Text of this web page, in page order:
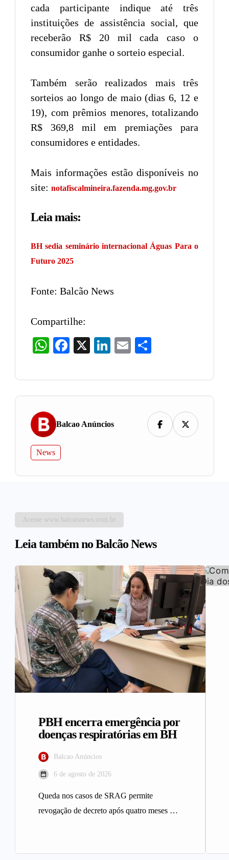
cada participante indique até três
instituições de assistência social, que
receberão R$ 20 mil cada caso o
consumidor ganhe o sorteio especial.
Também serão realizados mais três
sorteios ao longo de maio (dias 6, 12 e
19), com prêmios menores, totalizando
R$ 369,8 mil em premiações para
consumidores e entidades.
Mais informações estão disponíveis no
site: notafiscalmineira.fazenda.mg.gov.br
Leia mais:
BH sedia seminário internacional Águas Para o
Futuro 2025
Fonte: Balcão News
Compartilhe:
WhatsAppFacebook LinkedIn
Email
Balcao Anúncios
News
Acesse www.balcaonews.com.br
Leia também no Balcão News
PBH encerra emergência por
doenças respiratórias em BH
Balcao Anúncios
6 de agosto de 2026
Queda nos casos de SRAG permite
revogação de decreto após quatro meses A